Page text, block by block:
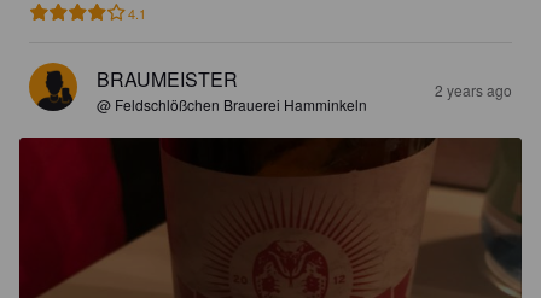
4.1
BRAUMEISTER
@ Feldschlößchen Brauerei Hamminkeln
2 years ago